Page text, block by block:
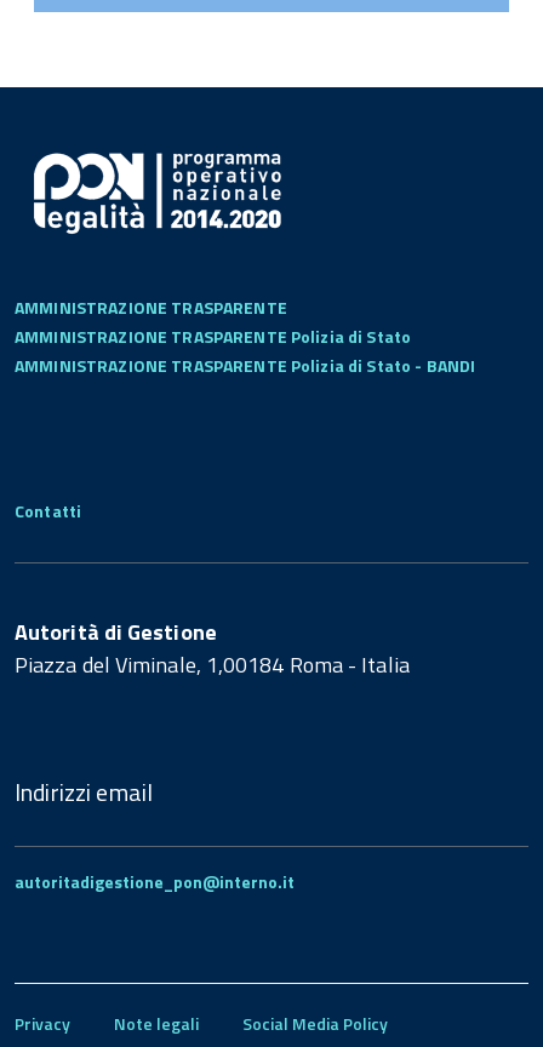
AMMINISTRAZIONE TRASPARENTE
AMMINISTRAZIONE TRASPARENTE Polizia di Stato
AMMINISTRAZIONE TRASPARENTE Polizia di Stato - BANDI
Contatti
Autorità di Gestione
Piazza del Viminale, 1,00184 Roma - Italia
Indirizzi email
autoritadigestione_pon@interno.it
Privacy Note legali Social Media Policy